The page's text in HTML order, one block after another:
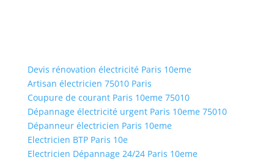
Devis rénovation électricité Paris 10eme
Artisan électricien 75010 Paris
Coupure de courant Paris 10eme 75010
Dépannage électricité urgent Paris 10eme 75010
Dépanneur électricien Paris 10eme
Electricien BTP Paris 10e
Electricien Dépannage 24/24 Paris 10eme